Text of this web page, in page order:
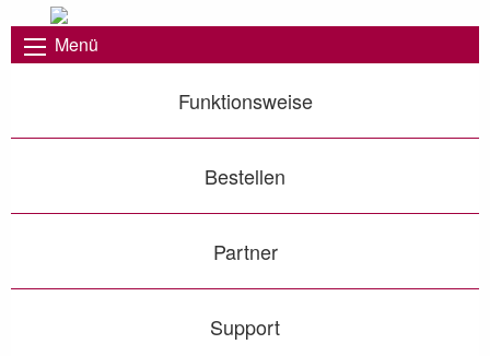
Menü
Funktionsweise
Bestellen
Partner
Support